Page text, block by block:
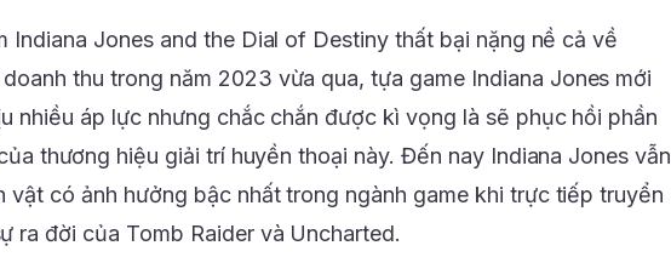
Indiana Jones and the Dial of Destiny thất bại nặng nề cả về
thu trong năm 2023 vừa qua, tựa game Indiana Jones mới
nhiều áp lực nhưng chắc chắn được kì vọng là sẽ phục hồi phần
thương hiệu giải trí huyền thoại này. Đến nay Indiana Jones vẫn
vật có ảnh hưởng bậc nhất trong ngành game khi trực tiếp truyển
ra đời của Tomb Raider và Uncharted.